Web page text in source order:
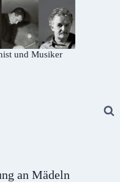
und Musiker
an Mädeln